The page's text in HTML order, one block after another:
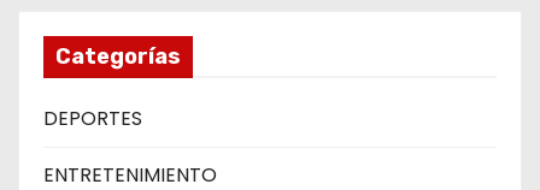
Categorías
DEPORTES
ENTRETENIMIENTO